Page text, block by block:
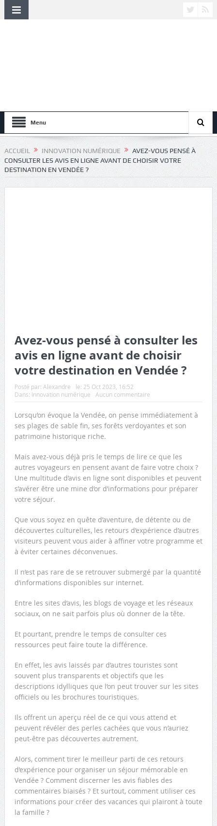
Menu
ACCUEIL INNOVATION NUMÉRIQUE
AVEZ-VOUS PENSÉ À
CONSULTER LES AVIS EN LIGNE AVANT DE CHOISIR VOTRE
DESTINATION EN VENDÉE ?
Avez-vous pensé à consulter les
avis en ligne avant de choisir
votre destination en Vendée ?
Posté par: Alexandre le: 25 Oct 2023, 16:52
Dans: Innovation numérique Aucun commentaire
Lorsqu’on évoque la Vendée, on pense immédiatement à
ses plages de sable fin, ses forêts verdoyantes et son
patrimoine historique riche.
Mais avez-vous déjà pris le temps de lire ce que les
autres voyageurs en pensent avant de faire votre choix ?
Une multitude d’avis en ligne sont disponibles et peuvent
s’avérer être une mine d’or d’informations pour préparer
votre séjour.
Que vous soyez en quête d’aventure, de détente ou de
découvertes culturelles, les retours d’expérience d’autres
visiteurs peuvent vous aider à affiner votre programme et
à éviter certaines déconvenues.
Il n’est pas rare de se retrouver submergé par la quantité
d’informations disponibles sur internet.
Entre les sites d’avis, les blogs de voyage et les réseaux
sociaux, on ne sait parfois plus où donner de la tête.
Et pourtant, prendre le temps de consulter ces
ressources peut faire toute la différence.
En effet, les avis laissés par d’autres touristes sont
souvent plus transparents et objectifs que les
descriptions idylliques que l’on peut trouver sur les sites
officiels ou les brochures touristiques.
Ils offrent un aperçu réel de ce qui vous attend et
peuvent révéler des perles cachées que vous n’auriez
peut-être pas découvertes autrement.
Alors, comment tirer le meilleur parti de ces retours
d’expérience pour organiser un séjour mémorable en
Vendée ? Comment discerner les avis fiables des
commentaires biaisés ? Et surtout, comment utiliser ces
informations pour créer des vacances qui plairont à toute
la famille ?